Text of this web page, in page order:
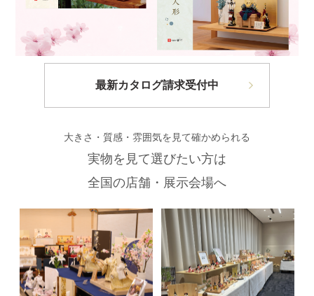
最新カタログ請求受付中
大きさ・質感・雰囲気を見て確かめられる
実物を見て選びたい方は
全国の店舗・展示会場へ